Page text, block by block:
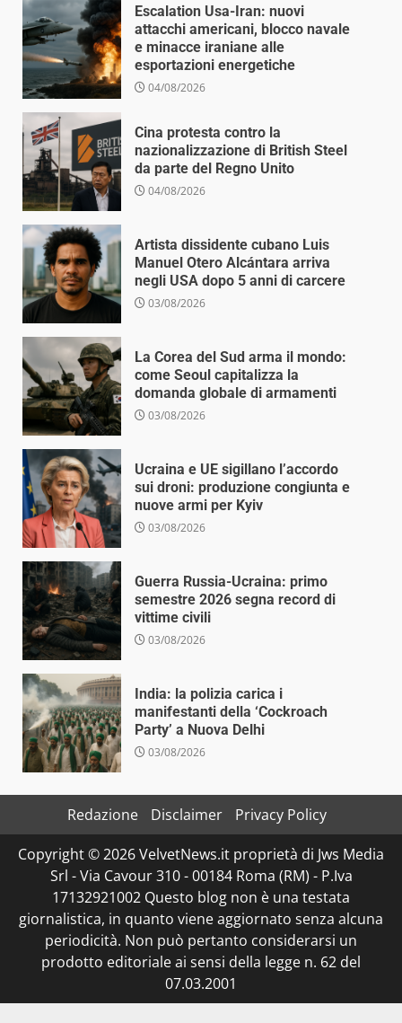
Escalation Usa-Iran: nuovi
attacchi americani, blocco navale
e minacce iraniane alle
esportazioni energetiche
04/08/2026
Cina protesta contro la
nazionalizzazione di British Steel
da parte del Regno Unito
04/08/2026
Artista dissidente cubano Luis
Manuel Otero Alcántara arriva
negli USA dopo 5 anni di carcere
03/08/2026
La Corea del Sud arma il mondo:
come Seoul capitalizza la
domanda globale di armamenti
03/08/2026
Ucraina e UE sigillano l’accordo
sui droni: produzione congiunta e
nuove armi per Kyiv
03/08/2026
Guerra Russia-Ucraina: primo
semestre 2026 segna record di
vittime civili
03/08/2026
India: la polizia carica i
manifestanti della ‘Cockroach
Party’ a Nuova Delhi
03/08/2026
Redazione Disclaimer
Privacy Policy
Copyright © 2026 VelvetNews.it proprietà di Jws Media
Srl - Via Cavour 310 - 00184 Roma (RM) - P.Iva
17132921002 Questo blog non è una testata
giornalistica, in quanto viene aggiornato senza alcuna
periodicità. Non può pertanto considerarsi un
prodotto editoriale ai sensi della legge n. 62 del
07.03.2001